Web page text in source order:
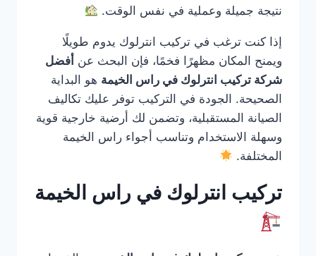
نتيجة جميلة وعملية في نفس الوقت.
إذا كنت ترغب في تركيب انترلوك يدوم طويلًا
ويمنح المكان مظهرًا فخمًا، فإن البحث عن أفضل
شركة تركيب انترلوك في راس الخيمة هو البداية
الصحيحة. الجودة في التركيب توفر عليك تكاليف
الصيانة المستقبلية، وتضمن لك أرضية خارجية قوية
وسهلة الاستخدام وتناسب أجواء راس الخيمة
المختلفة.
تركيب انترلوك في راس الخيمة